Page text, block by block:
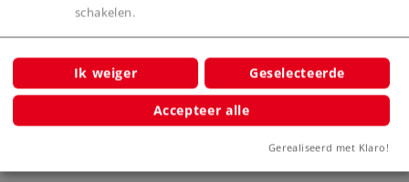
Productinfo
Digitale functies
schakelen.
Ik weiger Geselecteerde
Accepteer alle
Gerealiseerd met Klaro!